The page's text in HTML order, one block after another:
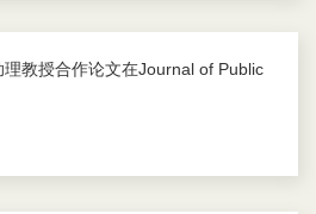
教授合作论文在Journal of Public